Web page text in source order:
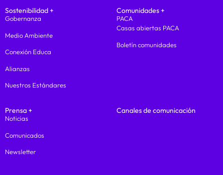
Sostenibilidad +
Gobernanza
Medio Ambiente
Conexión Educa
Alianzas
Nuestros Estándares
Comunidades +
PACA
Casas abiertas PACA
Boletín comunidades
Prensa +
Noticias
Comunicados
Newsletter
Canales de comunicación